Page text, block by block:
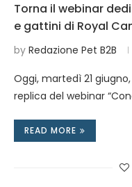
Torna il webinar
e gattini di Royal
by Redazione Pet B2B
Oggi, martedì 21
replica del webinar
READ MORE